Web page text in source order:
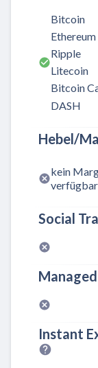
Bitcoin
Ethereum
Ripple
Litecoin
Bitcoin
DASH
Hebel/
kein
verfügbar
Social
Instant